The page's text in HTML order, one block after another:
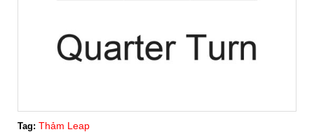
Tag: Thảm Leap